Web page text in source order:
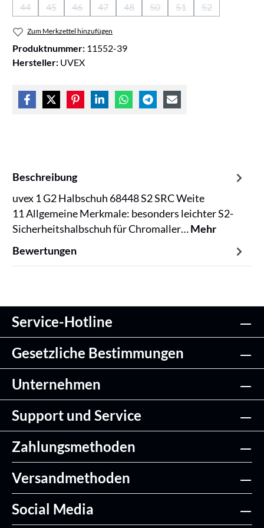
44
(Diese Option ist zurzeit nicht verfügbar.)
45
(Diese Option ist zurzeit nicht verfügbar.)
46
(Diese Option ist zurzeit nicht verfügbar.)
47
(Diese Option ist zurzeit nicht verfügbar.)
48
(Diese Option ist zurzeit nicht
50
(Diese Option ist zurzeit
51
(Diese Option ist
52
(Diese Option
Zum Merkzettel hinzufügen
Produktnummer: 11552-39
Hersteller: UVEX
Beschreibung
uvex 1 G2 Halbschuh 68448 S2 SRC Weite
11 Allgemeine Merkmale: besonders leichter S2-
Sicherheitshalbschuh für Chromaller…Mehr
Bewertungen
Service-Hotline
Gesetzliche Bestimmungen
Unternehmen
Support und Service
Zahlungsmethoden
Versandmethoden
Social Media